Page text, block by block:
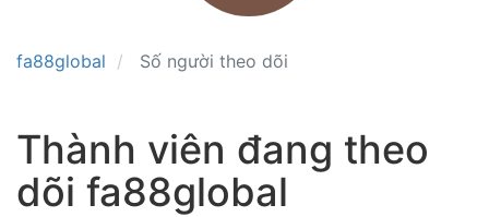
fa88global Số người theo dõi
Thành viên đang theo
dõi fa88global